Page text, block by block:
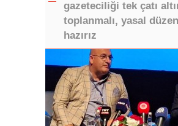
gazeteciliği tek çatı
toplanmalı, yasal
hazırız